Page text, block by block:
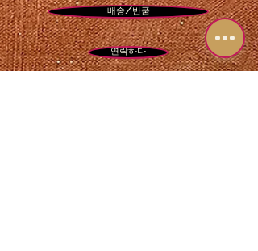
배송/반품
연락하다